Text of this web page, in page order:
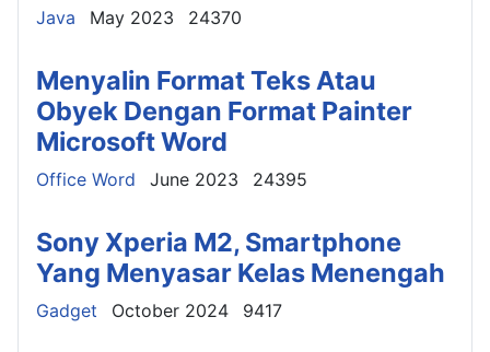
Details
Java May 2023 24370
Menyalin Format Teks Atau
Obyek Dengan Format Painter
Microsoft Word
Details
Office Word June 2023 24395
Sony Xperia M2, Smartphone
Yang Menyasar Kelas Menengah
Details
Gadget October 2024 9417